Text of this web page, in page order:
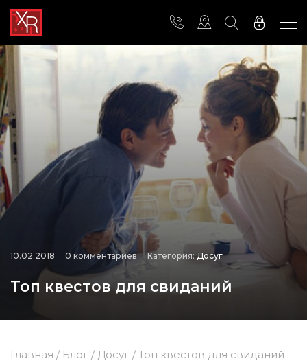
10.02.2018 0 комментариев Категория: Досуг
Топ квестов для свиданий
Главная / Блог / Досуг /Топ квестов для свиданий